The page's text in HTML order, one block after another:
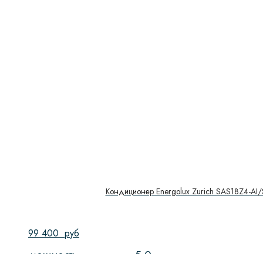
Кондиционер Energolux Zurich SAS18Z4-AI/
99 400 руб